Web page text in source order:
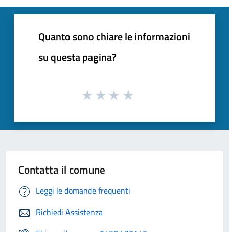
Quanto sono chiare le informazioni
su questa pagina?
Contatta il comune
Leggi le domande frequenti
Richiedi Assistenza